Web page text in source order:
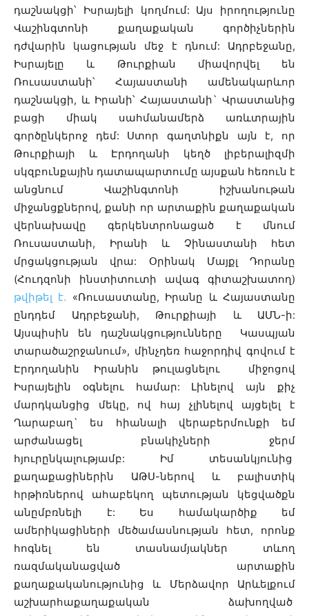
դաշնակցի՝ Իսրայելի կողմում: Այս իրողությունը
Վաշինգտոնի քաղաքական գործիչներին
դժվարին կացության մեջ է դնում: Ադրբեջանը,
Իսրայելը և Թուրքիան միավորվել են
Ռուսաստանի՝ Հայաստանի ամենակարևոր
դաշնակցի, և Իրանի՝ Հայաստանի` Վրաստանից
բացի միակ սահմանամերձ առևտրային
գործընկերոջ դեմ: Ստոր գաղտնիքն այն է, որ
Թուրքիայի և Էրդողանի կեղծ լիբերալիզմի
սկզբունքային դատապարտումը այսքան հեռուն է
անցնում Վաշինգտոնի իշխանութան
միջանցքներով, քանի որ արտաքին քաղաքական
վերնախավը գերկենտրոնացած է մնում
Ռուսաստանի, Իրանի և Չինաստանի հետ
մրցակցության վրա: Օրինակ Մայքլ Դորանը
(Հուդզոնի ինստիտուտի ավագ գիտաշխատող)
թվիթել է. «Ռուսաստանը, Իրանը և Հայաստանը
ընդդեմ Ադրբեջանի, Թուրքիայի և ԱՄՆ-ի:
Այսպիսին են դաշնակցությունները Կասպյան
տարածաշրջանում», մինչդեռ հաջորդիվ գովում է
Էրդողանին Իրանին թուլացնելու միջոցով
Իսրայելին օգնելու համար: Լինելով այն քիչ
մարդկանցից մեկը, ով հայ չլինելով այցելել է
Ղարաբաղ` ես հիանալի վերաբերմունքի եմ
արժանացել բնակիչների ջերմ
հյուրընկալությամբ: Իմ տեսանկյունից
քաղաքացիներին ԱԹՍ-ներով և բալիստիկ
հրթիռներով ահաբեկող պետության կեցվածքն
անըմբռնելի է: Ես համակարծիք եմ
ամերիկացիների մեծամասնության հետ, որոնք
հոգնել են տասնամյակներ տևող
ռազմականացված արտաքին
քաղաքականությունից և Մերձավոր Արևելքում
աշխարհաքաղաքական ձախողված